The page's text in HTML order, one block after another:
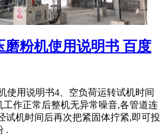
粉机使用说明书 百度
使用说明书4、空负荷运转试机时间
工作正常后整机无异常噪音,各管道连
试机时间后再次把紧固体拧紧,即可投
.